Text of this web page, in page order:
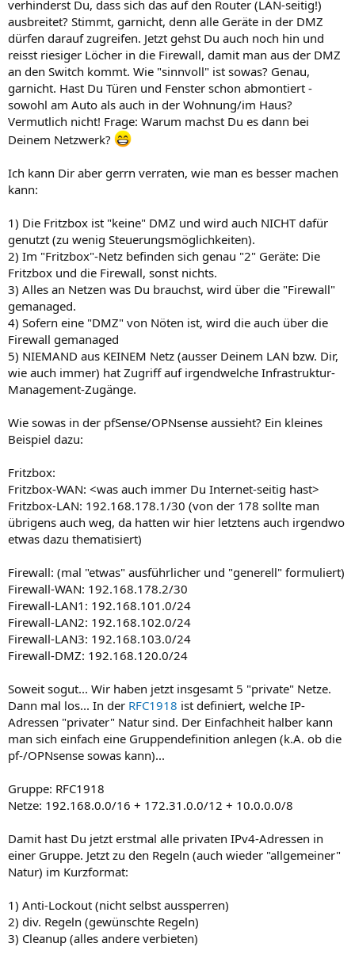
verhinderst Du, dass sich das auf den Router (LAN-seitig!)
ausbreitet? Stimmt, garnicht, denn alle Geräte in der DMZ
dürfen darauf zugreifen. Jetzt gehst Du auch noch hin und
reisst riesiger Löcher in die Firewall, damit man aus der DMZ
an den Switch kommt. Wie "sinnvoll" ist sowas? Genau,
garnicht. Hast Du Türen und Fenster schon abmontiert -
sowohl am Auto als auch in der Wohnung/im Haus?
Vermutlich nicht! Frage: Warum machst Du es dann bei
Deinem Netzwerk?
Ich kann Dir aber gerrn verraten, wie man es besser machen
kann:
1) Die Fritzbox ist "keine" DMZ und wird auch NICHT dafür
genutzt (zu wenig Steuerungsmöglichkeiten).
2) Im "Fritzbox"-Netz befinden sich genau "2" Geräte: Die
Fritzbox und die Firewall, sonst nichts.
3) Alles an Netzen was Du brauchst, wird über die "Firewall"
gemanaged.
4) Sofern eine "DMZ" von Nöten ist, wird die auch über die
Firewall gemanaged
5) NIEMAND aus KEINEM Netz (ausser Deinem LAN bzw. Dir,
wie auch immer) hat Zugriff auf irgendwelche Infrastruktur-
Management-Zugänge.
Wie sowas in der pfSense/OPNsense aussieht? Ein kleines
Beispiel dazu:
Fritzbox:
Fritzbox-WAN: <was auch immer Du Internet-seitig hast>
Fritzbox-LAN: 192.168.178.1/30 (von der 178 sollte man
übrigens auch weg, da hatten wir hier letztens auch irgendwo
etwas dazu thematisiert)
Firewall: (mal "etwas" ausführlicher und "generell" formuliert)
Firewall-WAN: 192.168.178.2/30
Firewall-LAN1: 192.168.101.0/24
Firewall-LAN2: 192.168.102.0/24
Firewall-LAN3: 192.168.103.0/24
Firewall-DMZ: 192.168.120.0/24
Soweit sogut... Wir haben jetzt insgesamt 5 "private" Netze.
Dann mal los... In der RFC1918 ist definiert, welche IP-
Adressen "privater" Natur sind. Der Einfachheit halber kann
man sich einfach eine Gruppendefinition anlegen (k.A. ob die
pf-/OPNsense sowas kann)...
Gruppe: RFC1918
Netze: 192.168.0.0/16 + 172.31.0.0/12 + 10.0.0.0/8
Damit hast Du jetzt erstmal alle privaten IPv4-Adressen in
einer Gruppe. Jetzt zu den Regeln (auch wieder "allgemeiner"
Natur) im Kurzformat:
1) Anti-Lockout (nicht selbst aussperren)
2) div. Regeln (gewünschte Regeln)
3) Cleanup (alles andere verbieten)